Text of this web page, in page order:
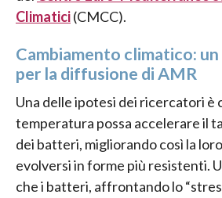
Climatici(CMCC).
Cambiamento climatico:
per la diffusione di AMR
Una delle ipotesi dei ricercatori è
temperatura possa accelerare il
dei batteri, migliorando così la
evolversi in forme più resistenti.
che i batteri, affrontando lo